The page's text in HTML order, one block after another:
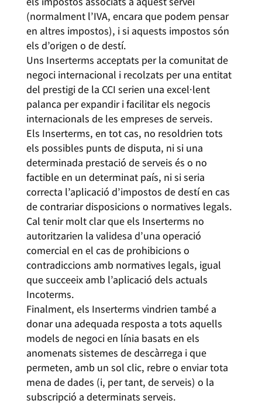
(normalment l’IVA, encara que podem pensar
en altres impostos), i si aquests impostos són
els d’origen o de destí.
Uns Inserterms acceptats per la comunitat de
negoci internacional i recolzats per una entitat
del prestigi de la CCI serien una excel·lent
palanca per expandir i facilitar els negocis
internacionals de les empreses de serveis.
Els Inserterms, en tot cas, no resoldrien tots
els possibles punts de disputa, ni si una
determinada prestació de serveis és o no
factible en un determinat país, ni si seria
correcta l’aplicació d’impostos de destí en cas
de contrariar disposicions o normatives legals.
Cal tenir molt clar que els Inserterms no
autoritzarien la validesa d’una operació
comercial en el cas de prohibicions o
contradiccions amb normatives legals, igual
que succeeix amb l’aplicació dels actuals
Incoterms.
Finalment, els Inserterms vindrien també a
donar una adequada resposta a tots aquells
models de negoci en línia basats en els
anomenats sistemes de descàrrega i que
permeten, amb un sol clic, rebre o enviar tota
mena de dades (i, per tant, de serveis) o la
subscripció a determinats serveis.